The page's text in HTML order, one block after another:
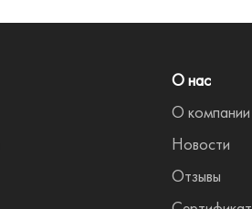
О нас
О компании
Новости
Отзывы